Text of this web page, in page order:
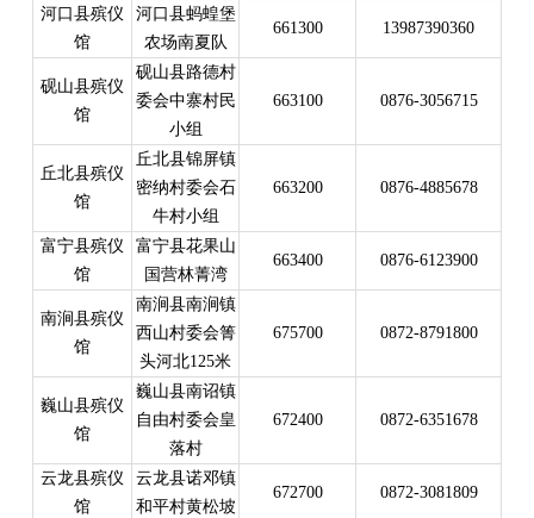
河口县殡仪
馆
河口县蚂蝗堡
农场南夏队
661300 13987390360
砚山县殡仪
馆
砚山县路德村
委会中寨村民
小组
663100 0876-3056715
丘北县殡仪
馆
丘北县锦屏镇
密纳村委会石
牛村小组
663200 0876-4885678
富宁县殡仪
馆
富宁县花果山
国营林菁湾
663400 0876-6123900
南涧县殡仪
馆
南涧县南涧镇
西山村委会箐
头河北125米
675700 0872-8791800
巍山县殡仪
馆
巍山县南诏镇
自由村委会皇
落村
672400 0872-6351678
云龙县殡仪
馆
云龙县诺邓镇
和平村黄松坡
672700 0872-3081809